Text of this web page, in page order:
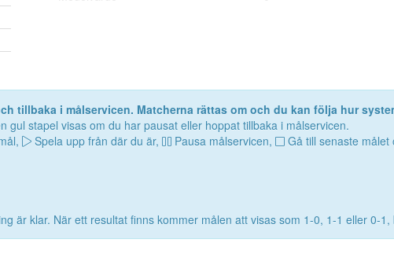
tillbaka i målservicen. Matcherna rättas om och du kan följa hur
stapel visas om du har pausat eller hoppat tillbaka i målservicen.
Spela upp från där du är, Pausa målservicen, Gå till senaste
är klar. När ett resultat finns kommer målen att visas som 1-0, 1-1 eller 0-